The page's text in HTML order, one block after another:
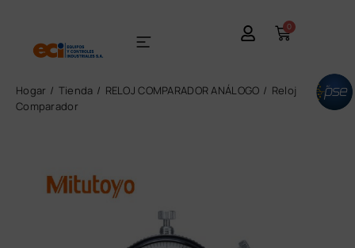
0
Hogar Tienda RELOJ COMPARADOR ANÁLOGO
Reloj
Comparador